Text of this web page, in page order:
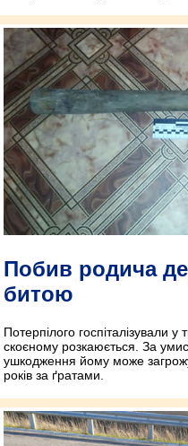
Побив родича
битою
Потерпілого госпіталізували
скоєному розкаюється. За
ушкодження йому може
років за ґратами.